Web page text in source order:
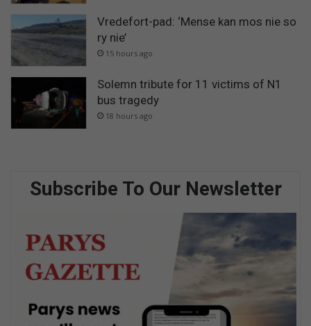
Vredefort-pad: ‘Mense kan mos nie so
ry nie’
15 hours ago
Solemn tribute for 11 victims of N1
bus tragedy
18 hours ago
Subscribe To Our Newsletter